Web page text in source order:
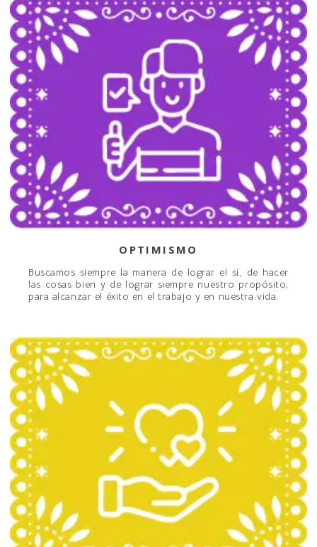
OPTIMISMO
Buscamos siempre la manera de lograr el sí, de hacer
las cosas bien y de lograr siempre nuestro propósito,
para alcanzar el éxito en el trabajo y en nuestra vida.